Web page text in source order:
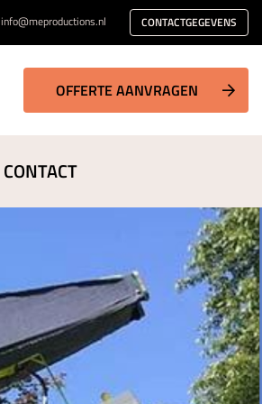
info@meproductions.nl CONTACTGEGEVENS
OFFERTE AANVRAGEN
CONTACT